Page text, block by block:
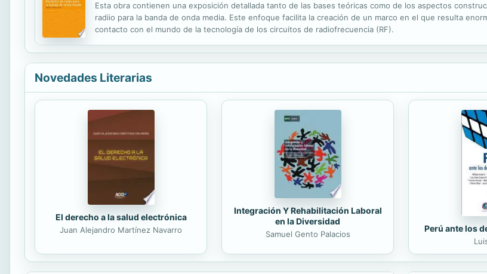
Esta obra contienen una exposición detallada tanto de las bases teóricas como de los aspectos
radiio para la banda de onda media. Este enfoque facilita la creación de un marco en el que resulta
contacto con el mundo de la tecnología de los circuitos de radiofrecuencia (RF).
Novedades Literarias
El derecho a la salud electrónica
Juan Alejandro Martínez Navarro
Integración Y Rehabilitación Laboral
en la Diversidad
Samuel Gento Palacios
Perú ante los